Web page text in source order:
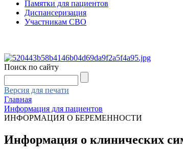
Памятки для пациентов
Диспансеризация
Участникам СВО
Поиск по сайту
Версия для печати
Главная
Информация для пациентов
ИНФОРМАЦИЯ О БЕРЕМЕННОСТИ
Информация о клинических